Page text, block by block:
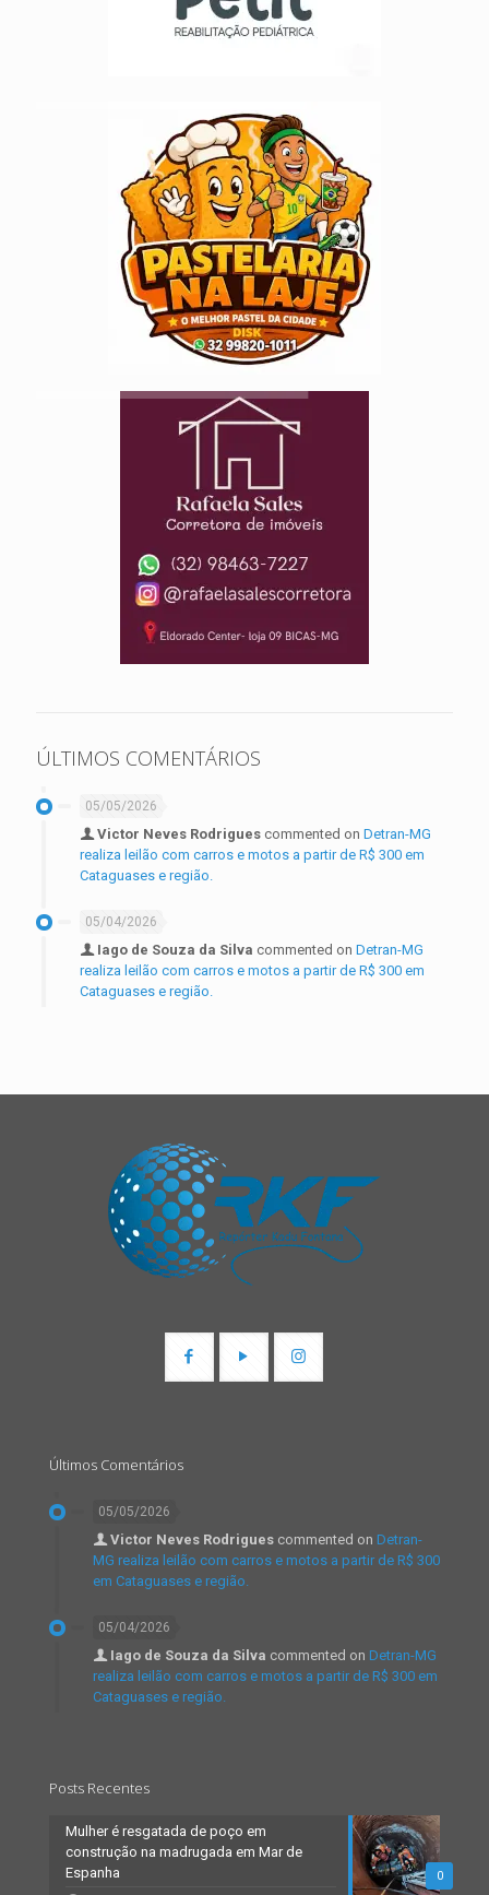
ÚLTIMOS COMENTÁRIOS
05/05/2026
Victor Neves Rodrigues commented on Detran-MG
realiza leilão com carros e motos a partir de R$ 300 em
Cataguases e região.
05/04/2026
Iago de Souza da Silva commented on Detran-MG
realiza leilão com carros e motos a partir de R$ 300 em
Cataguases e região.
Últimos Comentários
05/05/2026
Victor Neves Rodrigues commented on Detran-
MG realiza leilão com carros e motos a partir de R$ 300
em Cataguases e região.
05/04/2026
Iago de Souza da Silva commented on Detran-MG
realiza leilão com carros e motos a partir de R$ 300 em
Cataguases e região.
Posts Recentes
0
Mulher é resgatada de poço em
construção na madrugada em Mar de
Espanha